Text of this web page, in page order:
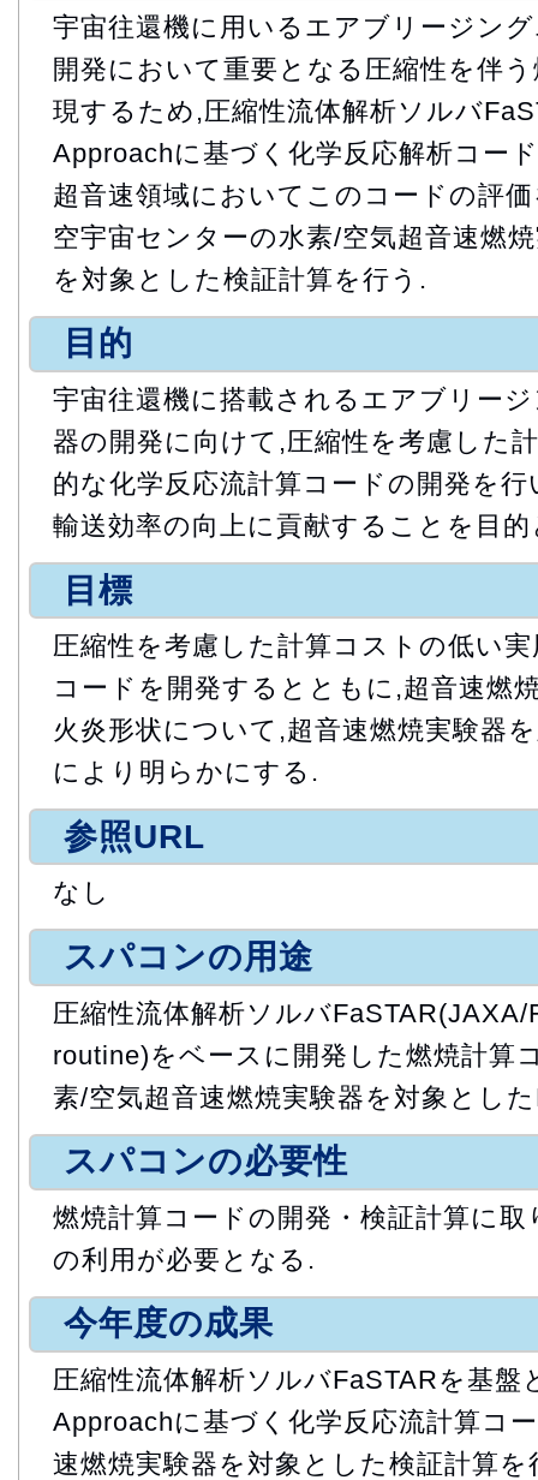
宇宙往還機に用いるエアブリージン
開発において重要となる圧縮性を伴
現するため,圧縮性流体解析ソルバ
Approachに基づく化学反応解析コー
超音速領域においてこのコードの評
空宇宙センターの水素/空気超音速燃
を対象とした検証計算を行う.
目的
宇宙往還機に搭載されるエアブリー
器の開発に向けて,圧縮性を考慮した
的な化学反応流計算コードの開発を
輸送効率の向上に貢献することを目
目標
圧縮性を考慮した計算コストの低い
コードを開発するとともに,超音速燃
火炎形状について,超音速燃焼実験器
により明らかにする.
参照URL
なし
スパコンの用途
圧縮性流体解析ソルバ
routine)をベースに開発した燃焼計算
素/空気超音速燃焼実験器を対象とし
スパコンの必要性
燃焼計算コードの開発・検証計算に
の利用が必要となる.
今年度の成果
圧縮性流体解析ソルバFaSTARを基盤
Approachに基づく化学反応流計算コ
速燃焼実験器を対象とした検証計算